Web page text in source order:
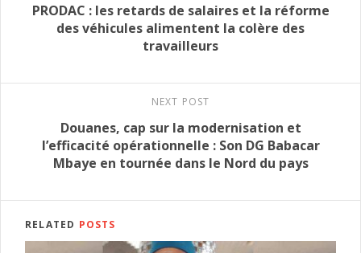
PRODAC : les retards de salaires et la réforme
des véhicules alimentent la colère des
travailleurs
NEXT POST
Douanes, cap sur la modernisation et
l’efficacité opérationnelle : Son DG Babacar
Mbaye en tournée dans le Nord du pays
RELATED POSTS